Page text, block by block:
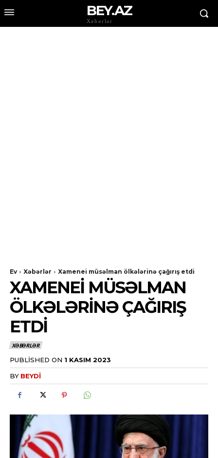
BEY.AZ
Xəbərlər
Ev Xəbərlər Xamenei müsəlman ölkələrinə çağırış etdi
XAMENEI MÜSƏLMAN
ÖLKƏLƏRINƏ ÇAĞIRIŞ
ETDI
XƏBƏRLƏR
PUBLISHED ON 1 KASIM 2023
BY BEYDI